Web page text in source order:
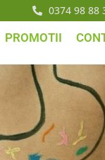
0374 98 88
PROMOTII